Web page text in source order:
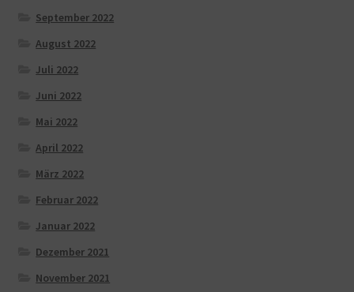
September 2022
August 2022
Juli 2022
Juni 2022
Mai 2022
April 2022
März 2022
Februar 2022
Januar 2022
Dezember 2021
November 2021